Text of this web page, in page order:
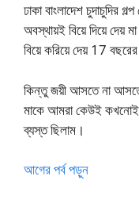
ঢাকা বাংলাদেশ চুদাচুদির
অবস্থায়ই বিয়ে দিয়ে দেয়
বিয়ে করিয়ে দেয় 17
কিন্তু জয়ী আসতে না
মাকে আমরা কেউই কখনোই
ব্যস্ত ছিলাম।
আগের পর্ব পড়ুন